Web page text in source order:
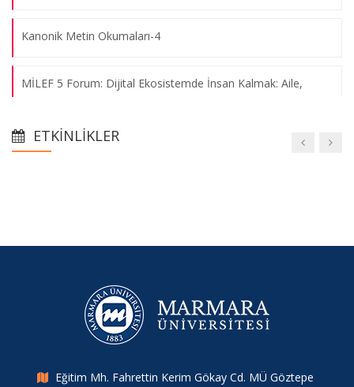
Kanonik Metin Okumaları-4
MİLEF 5 Forum: Dijital Ekosistemde İnsan Kalmak: Aile,
MİLEF 5 Forum: Yapay Zekâ, Dijitalleşme ve Geleceğin Aile
Başvuruları Başladı!
Marmara İletişim’den Avrupa Birliği Destekli Uluslararası Proje
ETKINLIKLER
Eğitim Mh. Fahrettin Kerim Gökay Cd. MÜ Göztepe